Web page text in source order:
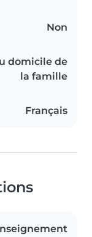
Non
domicile de
la famille
Français